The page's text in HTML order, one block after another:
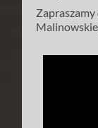
Zapraszamy